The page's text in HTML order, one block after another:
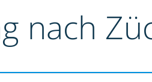
nach